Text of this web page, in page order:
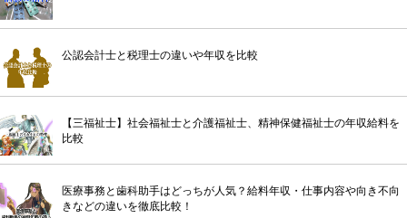
公認会計士と税理士の違いや年収を比較
【三福祉士】社会福祉士と介護福祉士、精神保健福祉士の年収給料を
比較
医療事務と歯科助手はどっちが人気？給料年収・仕事内容や向き不向
きなどの違いを徹底比較！